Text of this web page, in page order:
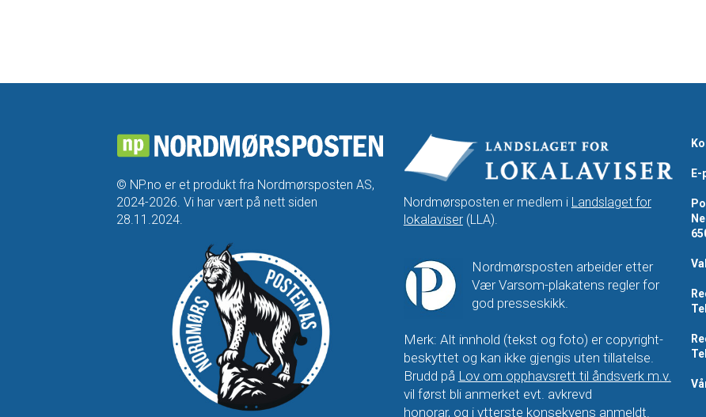
© NP.no er et produkt fra Nordmørsposten AS,
2024-2026. Vi har vært på nett siden
28.11.2024.
Nordmørsposten er medlem i Landslaget for
lokalaviser(LLA).
Nordmørsposten arbeider etter
Vær Varsom-plakatens regler for
god presseskikk.
Merk: Alt innhold (tekst og foto) er copyright-
beskyttet og kan ikke gjengis uten tillatelse.
Brudd på Lov om opphavsrett til åndsverk m.v.
vil først bli anmerket evt. avkrevd
honorar, og i ytterste konsekvens anmeldt.